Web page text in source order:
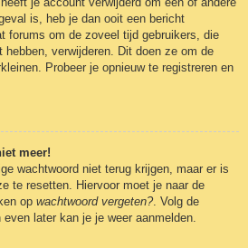
is, heb je dan ooit een bericht
forums om de zoveel tijd gebruikers, die
hebben, verwijderen. Dit doen ze om de
Probeer je opnieuw te registreren en
meer!
wachtwoord niet terug krijgen, maar er is
te resetten. Hiervoor moet je naar de
op wachtwoord vergeten?. Volg de
later kan je je weer aanmelden.